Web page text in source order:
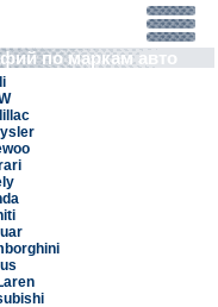
по маркам авто